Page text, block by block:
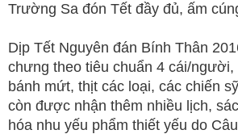
Trường Sa đón Tết đầy đủ, ấm
Dịp Tết Nguyên đán Bính Thân
chưng theo tiêu chuẩn 4 cái/người,
bánh mứt, thịt các loại, các chiến
còn được nhận thêm nhiều lịch,
hóa nhu yếu phẩm thiết yếu do